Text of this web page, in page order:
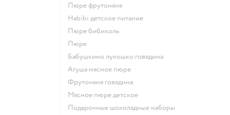
пюре фрутоняня
habibi детское питание
пюре бибиколь
пюре
бабушкино лукошко говядина
агуша мясное пюре
фрутоняня говядина
мясное пюре детское
подарочные шоколадные наборы